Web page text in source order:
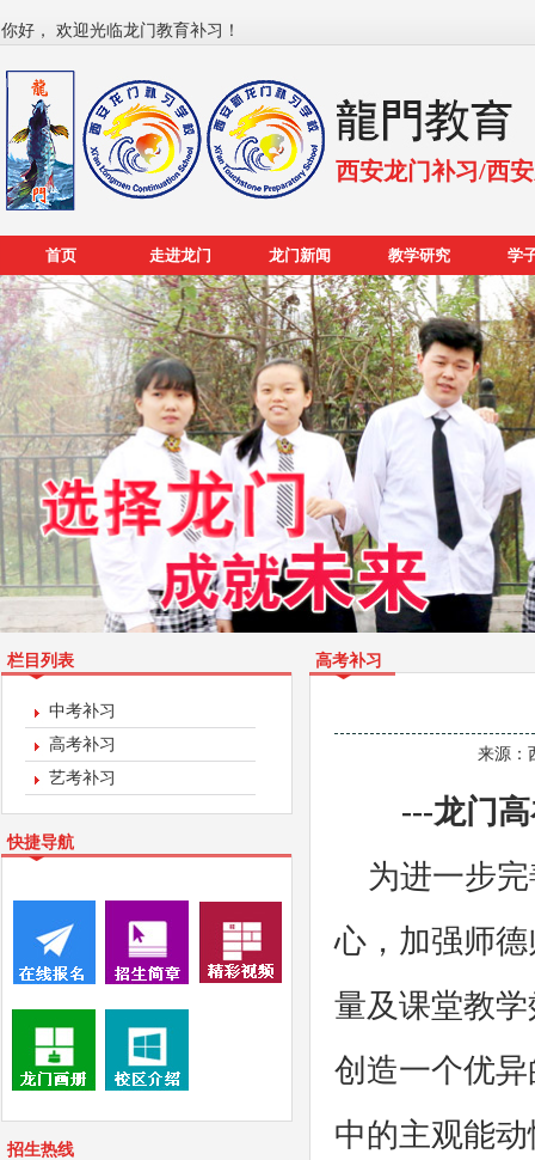
你好， 欢迎光临龙门教育补习！
西安龙门补习/西
首页 走进龙门 龙门新闻 教学研究 学
栏目列表
中考补习
高考补习
艺考补习
快捷导航
招生热线
高考补习
来源：
---龙门
为进一步完
心，加强师
量及课堂教
创造一个优
中的主观能